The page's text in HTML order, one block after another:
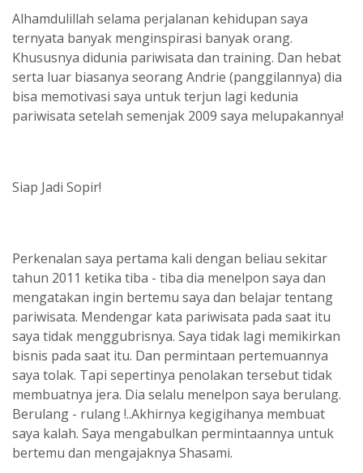
Alhamdulillah selama perjalanan kehidupan saya
ternyata banyak menginspirasi banyak orang.
Khususnya didunia pariwisata dan training. Dan hebat
serta luar biasanya seorang Andrie (panggilannya) dia
bisa memotivasi saya untuk terjun lagi kedunia
pariwisata setelah semenjak 2009 saya melupakannya!
Siap Jadi Sopir!
Perkenalan saya pertama kali dengan beliau sekitar
tahun 2011 ketika tiba - tiba dia menelpon saya dan
mengatakan ingin bertemu saya dan belajar tentang
pariwisata. Mendengar kata pariwisata pada saat itu
saya tidak menggubrisnya. Saya tidak lagi memikirkan
bisnis pada saat itu. Dan permintaan pertemuannya
saya tolak. Tapi sepertinya penolakan tersebut tidak
membuatnya jera. Dia selalu menelpon saya berulang.
Berulang - rulang !..Akhirnya kegigihanya membuat
saya kalah. Saya mengabulkan permintaannya untuk
bertemu dan mengajaknya Shasami.